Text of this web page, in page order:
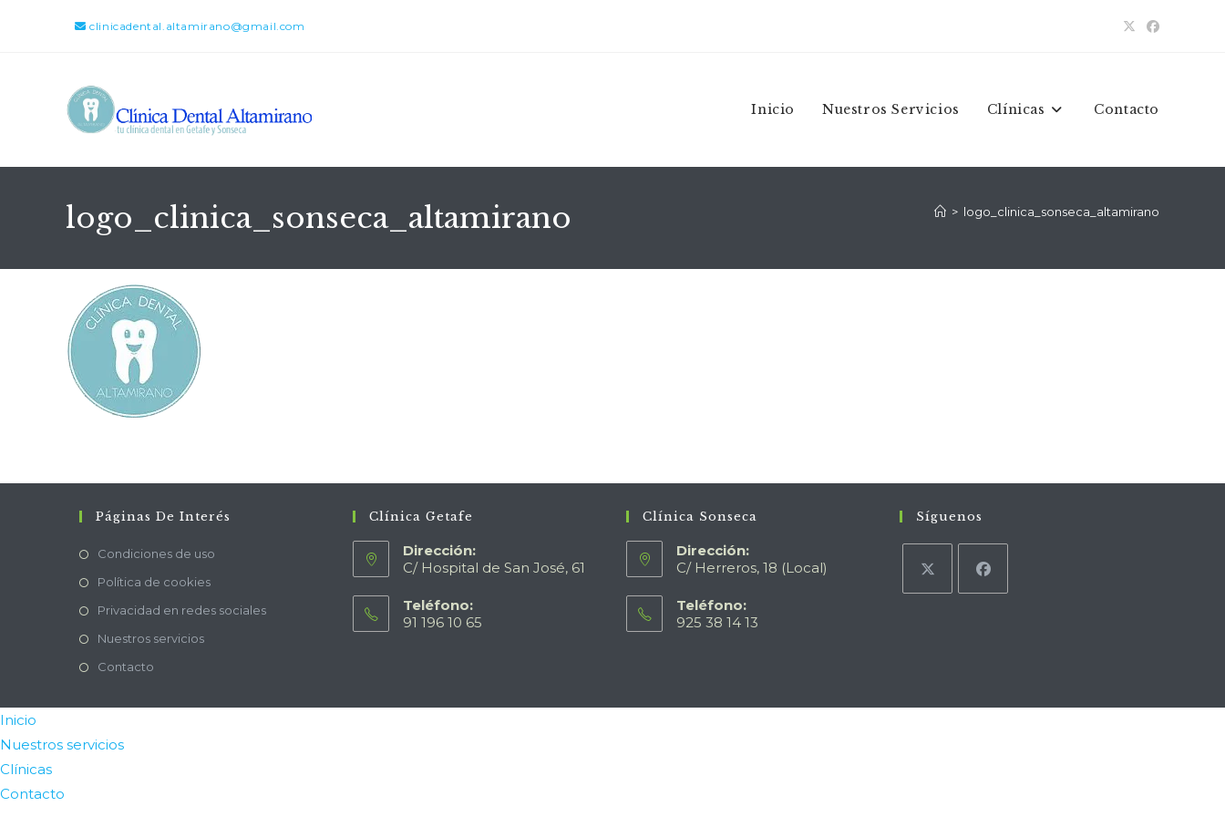
clinicadental.altamirano@gmail.com
Inicio Nuestros Servicios Clínicas Contacto
logo_clinica_sonseca_altamirano > logo_clinica_sonseca_altamirano
Páginas De Interés
Condiciones de uso
Política de cookies
Privacidad en redes sociales
Nuestros servicios
Contacto
Clínica Getafe
Dirección:
C/ Hospital de San José, 61
Teléfono:
91 196 10 65
Clínica Sonseca
Dirección:
C/ Herreros, 18 (Local)
Teléfono:
925 38 14 13
Síguenos
Inicio
Nuestros servicios
Clínicas
Contacto